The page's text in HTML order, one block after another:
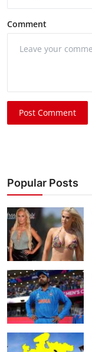
Comment
Post Comment
Popular Posts